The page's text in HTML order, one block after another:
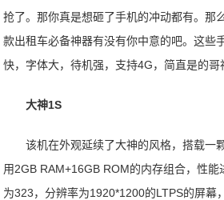
抢了。那你真是想砸了手机的冲动都有。那
款出租车必备神器有没有你中意的吧。这些
快，字体大，待机强，支持4G，简直是的哥
大神1S
该机在外观延续了大神的风格，搭载一
用2GB RAM+16GB ROM的内存组合，性
为323，分辨率为1920*1200的LTPS的屏幕